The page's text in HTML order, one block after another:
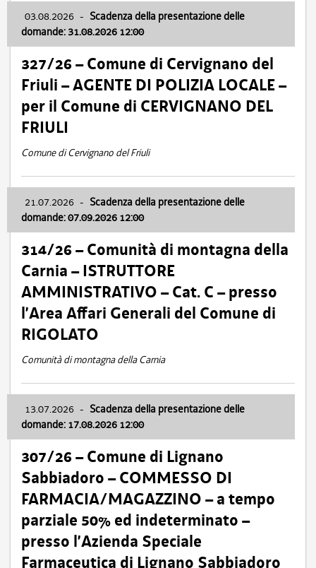
03.08.2026 - Scadenza della presentazione delle
domande: 31.08.2026 12:00
327/26 – Comune di Cervignano del
Friuli – AGENTE DI POLIZIA LOCALE –
per il Comune di CERVIGNANO DEL
FRIULI
Comune di Cervignano del Friuli
21.07.2026 - Scadenza della presentazione delle
domande: 07.09.2026 12:00
314/26 – Comunità di montagna della
Carnia – ISTRUTTORE
AMMINISTRATIVO – Cat. C – presso
l’Area Affari Generali del Comune di
RIGOLATO
Comunità di montagna della Carnia
13.07.2026 - Scadenza della presentazione delle
domande: 17.08.2026 12:00
307/26 – Comune di Lignano
Sabbiadoro – COMMESSO DI
FARMACIA/MAGAZZINO – a tempo
parziale 50% ed indeterminato –
presso l’Azienda Speciale
Farmaceutica di Lignano Sabbiadoro